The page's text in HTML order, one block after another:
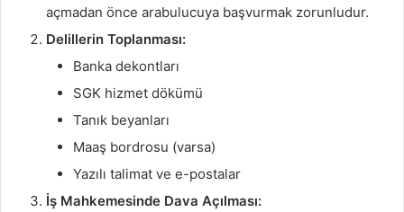
açmadan önce arabulucuya başvurmak zorunludur.
Delillerin Toplanması:
Banka dekontları
SGK hizmet dökümü
Tanık beyanları
Maaş bordrosu (varsa)
Yazılı talimat ve e-postalar
İş Mahkemesinde Dava Açılması: